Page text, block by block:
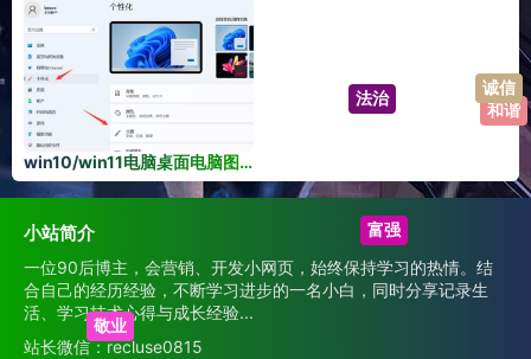
win10/win11电脑桌面电脑图标不见了找回技巧
小站简介
一位90后博主，会营销、开发小网页，始终保持学习的热情。结
合自己的经历经验，不断学习进步的一名小白，同时分享记录生
活、学习技术心得与成长经验...
站长微信：recluse0815
富强
和谐
法治
敬业
诚信